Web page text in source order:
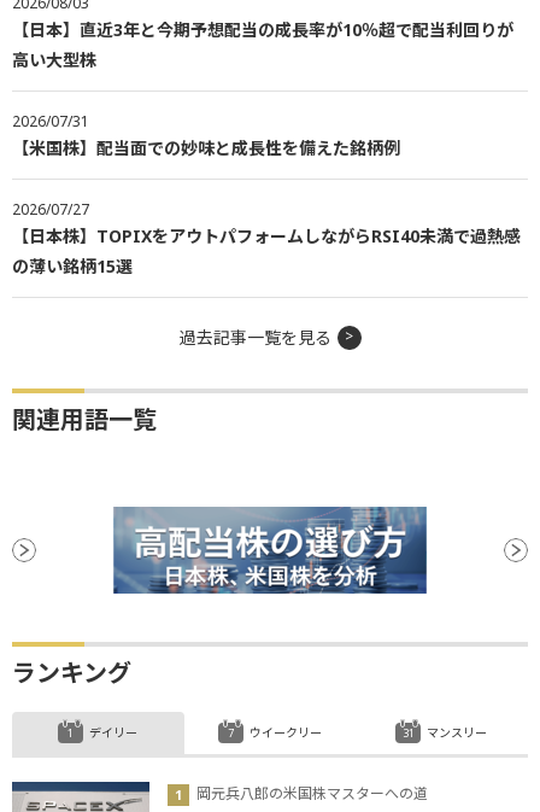
【日本】直近3年と今期予想配当の成長率が10％超で配当利回りが
高い大型株
2026/07/31
【米国株】配当面での妙味と成長性を備えた銘柄例
2026/07/27
【日本株】TOPIXをアウトパフォームしながらRSI40未満で過熱感
の薄い銘柄15選
過去記事一覧を見る
関連用語一覧
ランキング
デイリー
岡元兵八郎の米国株マスターへの道
ウイークリー マンスリー